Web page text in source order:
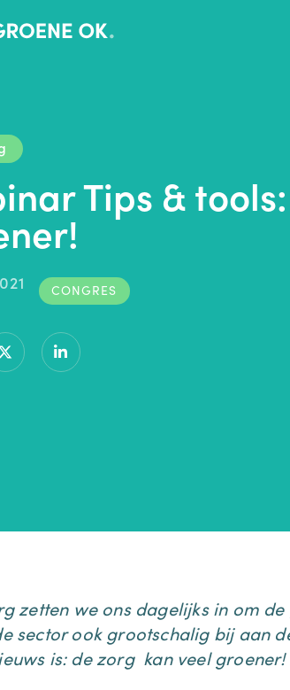
Tips &
CONGRES
zetten we ons dagelijks in om
sector ook grootschalig bij aan
is: de zorg kan veel